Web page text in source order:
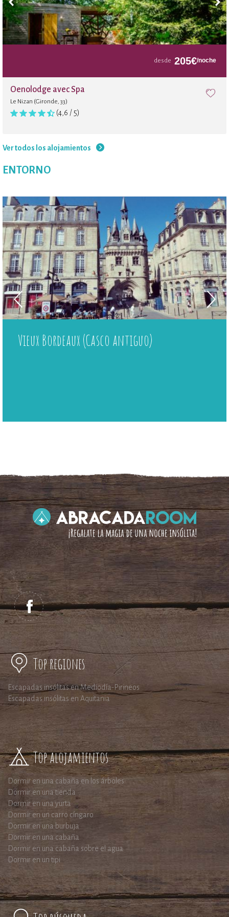
desde 205€/noche
Oenolodge avec Spa
Le Nizan (Gironde, 33)
(4,6 / 5)
Ver todos los alojamientos
ENTORNO
Vieux Bordeaux (Casco antiguo)
Top regiones
Escapadas insólitas en Mediodía-Pirineos
Escapadas insólitas en Aquitania
Top alojamientos
Dormir en una cabaña en los árboles
Dormir en una tienda
Dormir en una yurta
Dormir en un carro cíngaro
Dormir en una burbuja
Dormir en una cabaña
Dormir en una cabaña sobre el agua
Dormir en un tipi